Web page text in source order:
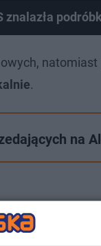
znalazła
.
na